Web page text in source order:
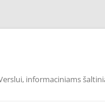
informaciniams